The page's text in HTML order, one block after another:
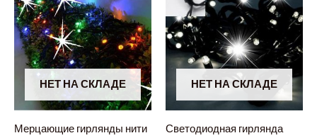
НЕТ НА СКЛАДЕ
Мерцающие гирлянды нити
НЕТ НА СКЛАДЕ
Светодиодная гирлянда